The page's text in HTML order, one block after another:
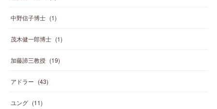
中野信子博士 (1)
茂木健一郎博士 (1)
加藤諦三教授 (19)
アドラー (43)
ユング (11)